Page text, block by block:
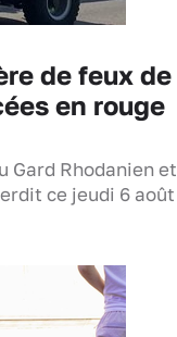
de feux de
en rouge
Gard Rhodanien
ce jeudi 6 août